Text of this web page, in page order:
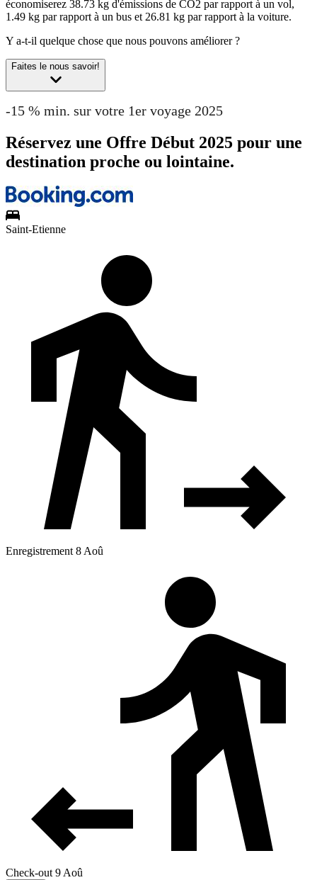
économiserez 38.73 kg d'émissions de CO2 par rapport à un vol,
1.49 kg par rapport à un bus et 26.81 kg par rapport à la voiture.
Y a-t-il quelque chose que nous pouvons améliorer ?
Faites le nous savoir!
-15 % min. sur votre 1er voyage 2025
Réservez une Offre Début 2025 pour une
destination proche ou lointaine.
Saint-Etienne
Enregistrement 8 Aoû
Check-out 9 Aoû